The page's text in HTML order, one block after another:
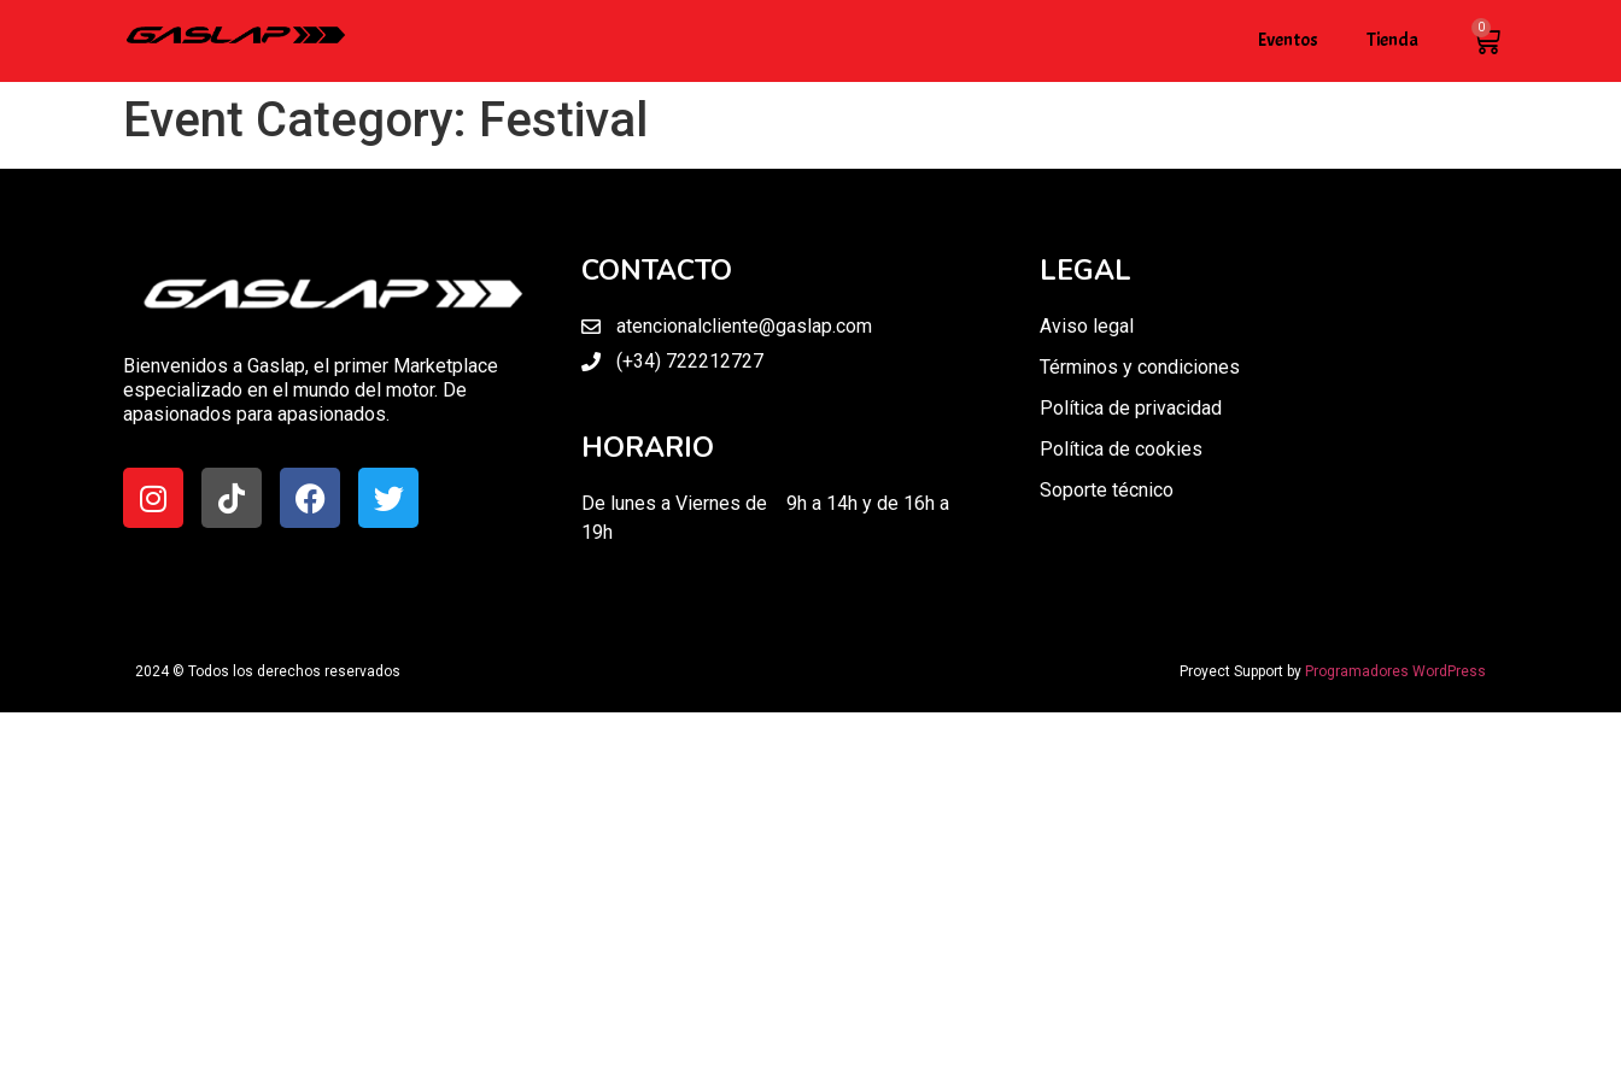
Eventos Tienda
0
Event Category: Festival
Bienvenidos a Gaslap, el primer Marketplace
especializado en el mundo del motor. De
apasionados para apasionados.
CONTACTO
atencionalcliente@gaslap.com
(+34) 722212727
HORARIO
De lunes a Viernes de 9h a 14h y de 16h a
19h
LEGAL
Aviso legal
Términos y condiciones
Política de privacidad
Política de cookies
Soporte técnico
2024 © Todos los derechos reservados Proyect Support by Programadores WordPress